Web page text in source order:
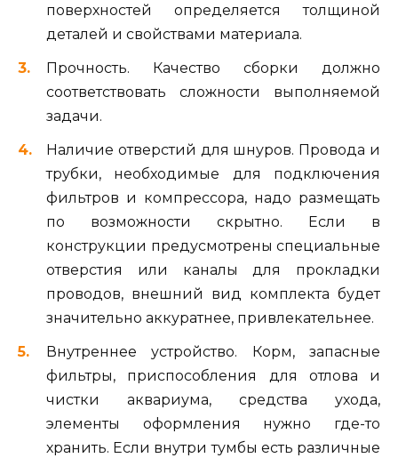
поверхностей определяется толщиной
деталей и свойствами материала.
Прочность. Качество сборки должно
соответствовать сложности выполняемой
задачи.
Наличие отверстий для шнуров. Провода и
трубки, необходимые для подключения
фильтров и компрессора, надо размещать
по возможности скрытно. Если в
конструкции предусмотрены специальные
отверстия или каналы для прокладки
проводов, внешний вид комплекта будет
значительно аккуратнее, привлекательнее.
Внутреннее устройство. Корм, запасные
фильтры, приспособления для отлова и
чистки аквариума, средства ухода,
элементы оформления нужно где-то
хранить. Если внутри тумбы есть различные